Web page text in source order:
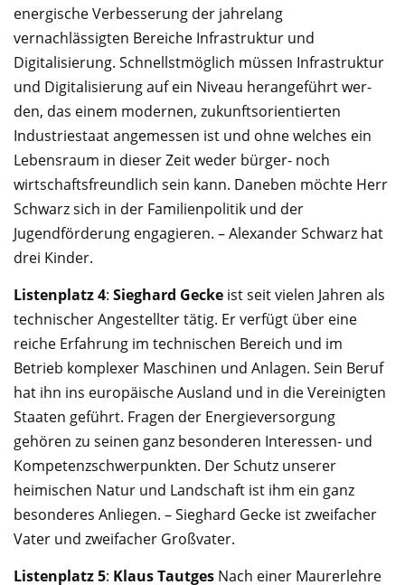
energi­sche Verbesserung der jah­relang
vernachlässigten Bereiche Infrastruktur und
Digitalisierung. Schnellstmöglich müssen Infrastruktur
und Digitalisierung auf ein Niveau herangeführt wer­
den, das einem modernen, zukunftsorientierten
Industriestaat angemessen ist und ohne welches ein
Lebensraum in dieser Zeit weder bürger- noch
wirtschaftsfreundlich sein kann. Daneben möchte Herr
Schwarz sich in der Familienpolitik und der
Jugendförderung engagieren. – Alexander Schwarz hat
drei Kinder.
Listenplatz 4: Sieghard Gecke ist seit vielen Jahren als
technischer Angestellter tätig. Er ver­fügt über eine
reiche Erfahrung im technischen Bereich und im
Betrieb komple­xer Ma­schi­nen und Anlagen. Sein Beruf
hat ihn ins europäische Ausland und in die Vereinigten
Staaten geführt. Fragen der Energieversorgung
gehören zu seinen ganz besonderen Interessen- und
Kompe­tenzschwerpunkten. Der Schutz unserer
heimischen Natur und Landschaft ist ihm ein ganz
besonderes Anliegen. – Sieghard Gecke ist zweifacher
Vater und zweifacher Großvater.
Listenplatz 5: Klaus Tautges Nach einer Maurerlehre